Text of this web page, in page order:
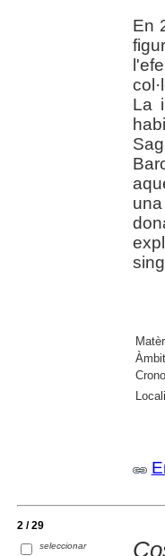
En
La
2 / 29
seleccionar